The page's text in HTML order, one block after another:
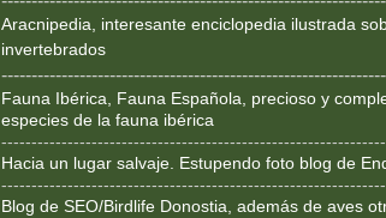
Aracnipedia, interesante enciclopedia ilustrada
invertebrados
Fauna Ibérica, Fauna Española, precioso y
especies de la fauna ibérica
Hacia un lugar salvaje. Estupendo foto blog de
Blog de SEO/Birdlife Donostia, además de aves